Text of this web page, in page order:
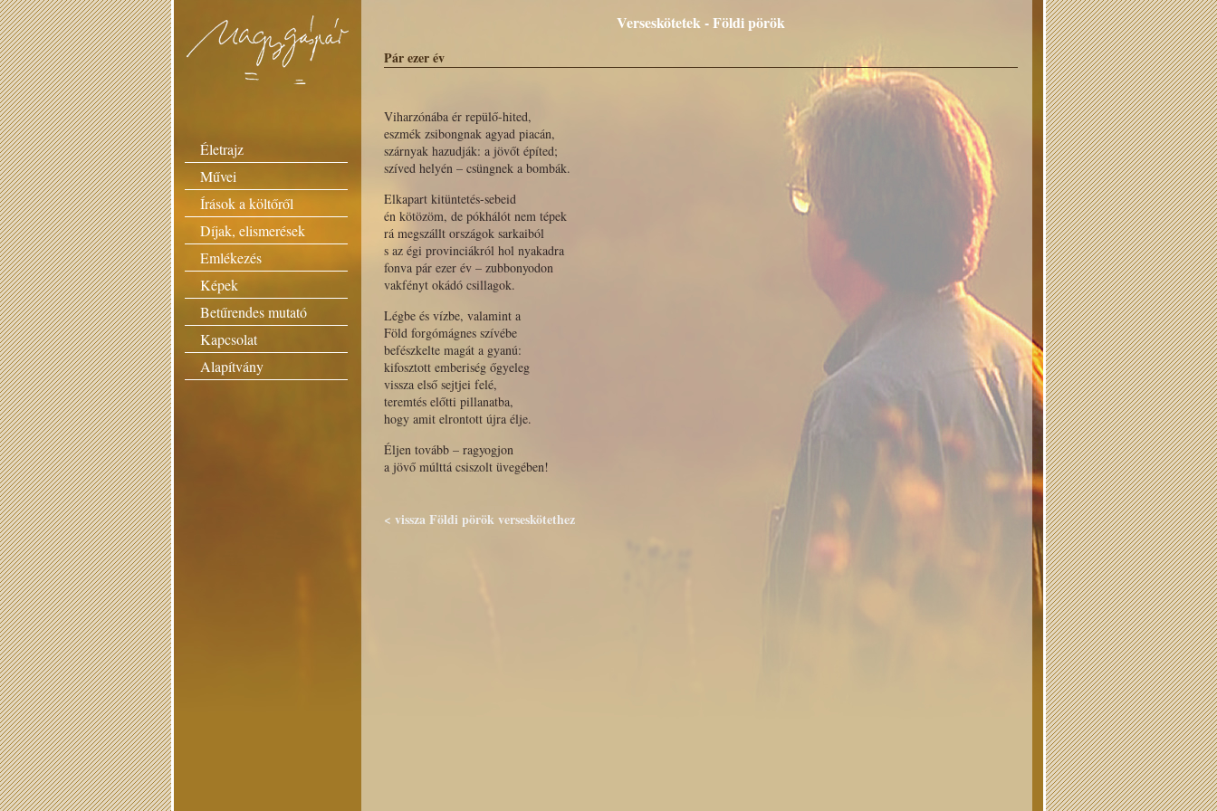
Életrajz
Művei
Írások a költőről
Díjak, elismerések
Emlékezés
Képek
Betűrendes mutató
Kapcsolat
Alapítvány
Verseskötetek - Földi pörök
Pár ezer év
Viharzónába ér repülő-hited,
eszmék zsibongnak agyad piacán,
szárnyak hazudják: a jövőt építed;
szíved helyén – csüngnek a bombák.
Elkapart kitüntetés-sebeid
én kötözöm, de pókhálót nem tépek
rá megszállt országok sarkaiból
s az égi provinciákról hol nyakadra
fonva pár ezer év – zubbonyodon
vakfényt okádó csillagok.
Légbe és vízbe, valamint a
Föld forgómágnes szívébe
befészkelte magát a gyanú:
kifosztott emberiség őgyeleg
vissza első sejtjei felé,
teremtés előtti pillanatba,
hogy amit elrontott újra élje.
Éljen tovább – ragyogjon
a jövő múlttá csiszolt üvegében!
< vissza Földi pörök verseskötethez